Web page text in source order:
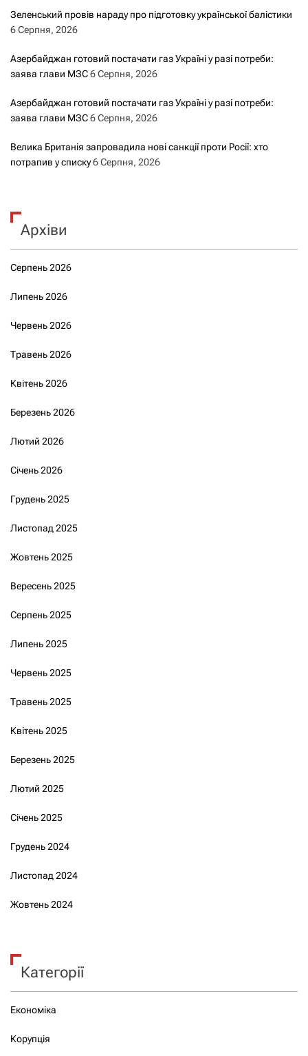
Зеленський провів нараду про підготовку української балістики
6 Серпня, 2026
Азербайджан готовий постачати газ Україні у разі потреби:
заява глави МЗС6 Серпня, 2026
Азербайджан готовий постачати газ Україні у разі потреби:
заява глави МЗС6 Серпня, 2026
Велика Британія запровадила нові санкції проти Росії: хто
потрапив у списку6 Серпня, 2026
Архіви
Серпень 2026
Липень 2026
Червень 2026
Травень 2026
Квітень 2026
Березень 2026
Лютий 2026
Січень 2026
Грудень 2025
Листопад 2025
Жовтень 2025
Вересень 2025
Серпень 2025
Липень 2025
Червень 2025
Травень 2025
Квітень 2025
Березень 2025
Лютий 2025
Січень 2025
Грудень 2024
Листопад 2024
Жовтень 2024
Категорії
Економіка
Корупція